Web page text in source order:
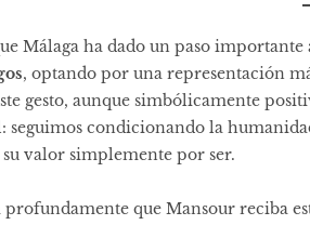
Málaga ha dado un paso
, optando por una representación
gesto, aunque simbólicamente
seguimos condicionando la
valor simplemente por ser.
profundamente que Mansour reciba